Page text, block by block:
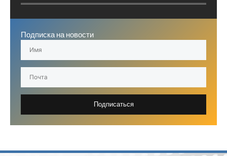
Подписка на новости
Подписаться